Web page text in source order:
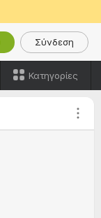
Σύνδεση
Κατηγορίες